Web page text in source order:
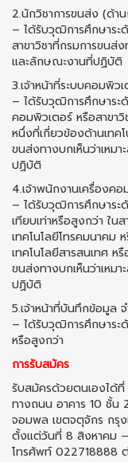
2.นักวิชาการขนส่ง (ด้า
– ได้รับวุฒิการศึกษาระ
สาขาวิชาที่กรมการขนส่
และลักษณะงานที่ปฏิบัติ
3.เจ้าหน้าที่ระบบคอมพิว
– ได้รับวุฒิการศึกษาระ
คอมพิวเตอร์ หรือสาขาวิ
หนึ่งที่เกี่ยวข้องด้านเทค
ขนส่งทางบกเห็นว่าเหม
ปฏิบัติ
4.เจ้าพนักงานเครื่องค
– ได้รับวุฒิการศึกษาระ
เทียบเท่าหรือสูงกว่า ใน
เทคโนโลยีโทรคมนาคม
เทคโนโลยีสารสนเทศ ห
ขนส่งทางบกเห็นว่าเหม
ปฏิบัติ
5.เจ้าหน้าที่บันทึกข้อมูล
– ได้รับวุฒิการศึกษาระ
หรือสูงกว่า
การรับสมัคร
รับสมัครด้วยตนเองได้ที่
ทางถนน อาคาร 10 ชั้น
จอมพล เขตจตุจักร กรุ
ตั้งแต่วันที่ 8 สิงหาคม
โทรศัพท์ 022718888